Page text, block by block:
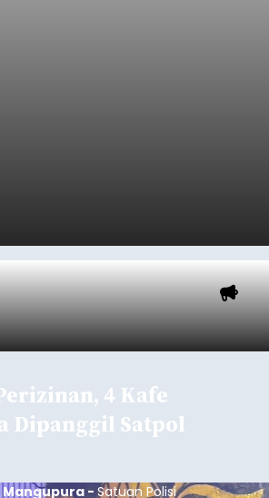
4 Kafe
Dipanggil Satpol
- Satuan Polisi